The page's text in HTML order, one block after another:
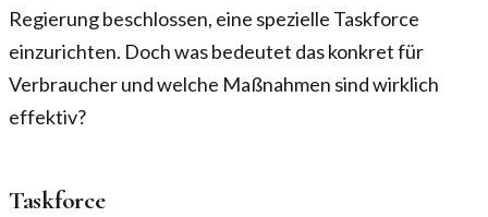
Regierung beschlossen, eine spezielle Taskforce
einzurichten. Doch was bedeutet das konkret für
Verbraucher und welche Maßnahmen sind wirklich
effektiv?
Taskforce